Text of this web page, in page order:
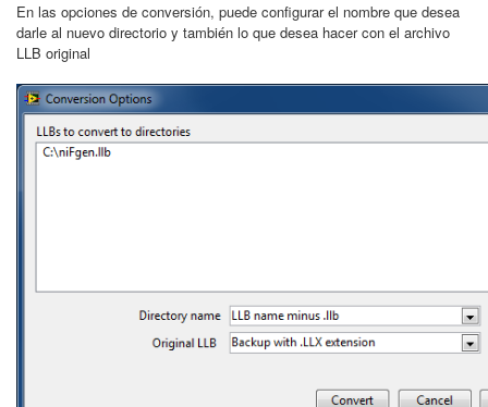
En las opciones de conversión, puede configurar el nombre que desea
darle al nuevo directorio y también lo que desea hacer con el archivo
LLB original